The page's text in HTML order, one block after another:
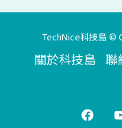
TechNice科技島 ©
關於科技島 聯